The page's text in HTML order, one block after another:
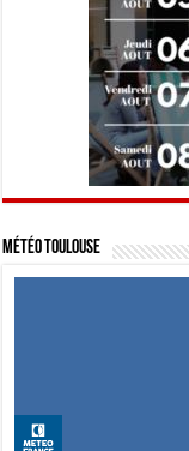
Météo Toulouse